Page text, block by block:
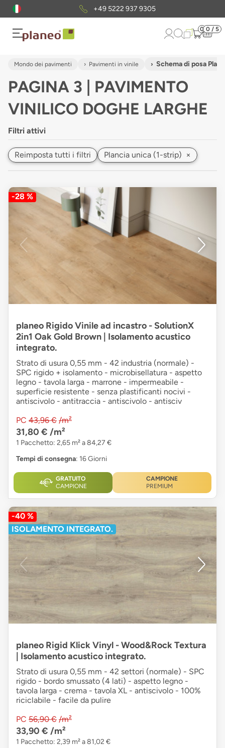
Pacchetto di campionigratuiti
0 0 / 5
Mondo dei pavimenti Pavimenti in vinile Schema di posa
PAGINA 3 | PAVIMENTO
VINILICO DOGHE LARGHE
Filtri attivi
Reimposta tutti i filtri Plancia unica (1-strip) ×
-28 %
planeo Rigido Vinile ad incastro - SolutionX
2in1 Oak Gold Brown | Isolamento acustico
integrato.
Strato di usura 0,55 mm - 42 industria (normale) -
SPC rigido + isolamento - microbisellatura - aspetto
legno - tavola larga - marrone - impermeabile -
superficie resistente - senza plastificanti nocivi -
antiscivolo - antitraccia - antiscivolo - antisciv
PC 43,96 € /m²
31,80 € /m²
1 Pacchetto: 2,65 m² a 84,27 €
Tempi di consegna: 16 Giorni
GRATUITO
CAMPIONE
CAMPIONE
PREMIUM
-40 %
ISOLAMENTO INTEGRATO.
planeo Rigid Klick Vinyl - Wood&Rock Textura
| Isolamento acustico integrato.
Strato di usura 0,55 mm - 42 settori (normale) - SPC
rigido - bordo smussato (4 lati) - aspetto legno -
tavola larga - crema - tavola XL - antiscivolo - 100%
riciclabile - facile da pulire
PC 56,90 € /m²
33,90 € /m²
1 Pacchetto: 2,39 m² a 81,02 €